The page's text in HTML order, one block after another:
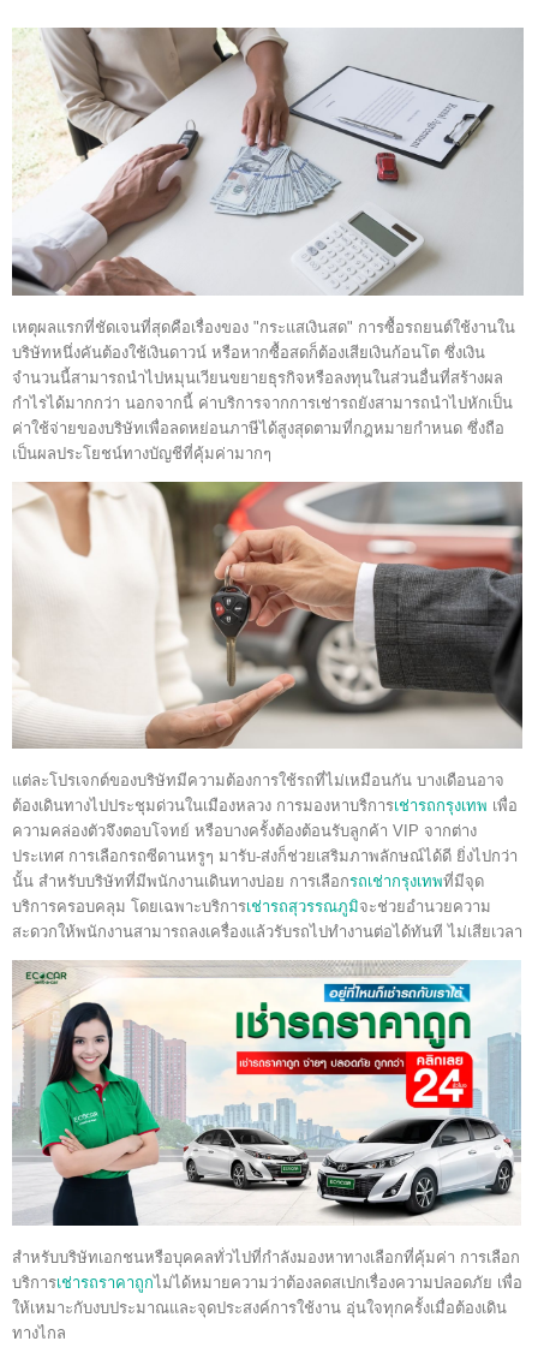
เหตุผลแรกที่ชัดเจนที่สุดคือเรื่องของ "กระแสเงินสด" การซื้อรถยนต์ใช้งานใน
บริษัทหนึ่งคันต้องใช้เงินดาวน์ หรือหากซื้อสดก็ต้องเสียเงินก้อนโต ซึ่งเงิน
จำนวนนี้สามารถนำไปหมุนเวียนขยายธุรกิจหรือลงทุนในส่วนอื่นที่สร้างผล
กำไรได้มากกว่า นอกจากนี้ ค่าบริการจากการเช่ารถยังสามารถนำไปหักเป็น
ค่าใช้จ่ายของบริษัทเพื่อลดหย่อนภาษีได้สูงสุดตามที่กฎหมายกำหนด ซึ่งถือ
เป็นผลประโยชน์ทางบัญชีที่คุ้มค่ามากๆ
แต่ละโปรเจกต์ของบริษัทมีความต้องการใช้รถที่ไม่เหมือนกัน บางเดือนอาจ
ต้องเดินทางไปประชุมด่วนในเมืองหลวง การมองหาบริการเช่ารถกรุงเทพ เพื่อ
ความคล่องตัวจึงตอบโจทย์ หรือบางครั้งต้องต้อนรับลูกค้า VIP จากต่าง
ประเทศ การเลือกรถซีดานหรูๆ มารับ-ส่งก็ช่วยเสริมภาพลักษณ์ได้ดี ยิ่งไปกว่า
นั้น สำหรับบริษัทที่มีพนักงานเดินทางบ่อย การเลือกรถเช่ากรุงเทพที่มีจุด
บริการครอบคลุม โดยเฉพาะบริการเช่ารถสุวรรณภูมิจะช่วยอำนวยความ
สะดวกให้พนักงานสามารถลงเครื่องแล้วรับรถไปทำงานต่อได้ทันที ไม่เสียเวลา
สำหรับบริษัทเอกชนหรือบุคคลทั่วไปที่กำลังมองหาทางเลือกที่คุ้มค่า การเลือก
บริการเช่ารถราคาถูกไม่ได้หมายความว่าต้องลดสเปกเรื่องความปลอดภัย เพื่อ
ให้เหมาะกับงบประมาณและจุดประสงค์การใช้งาน อุ่นใจทุกครั้งเมื่อต้องเดิน
ทางไกล